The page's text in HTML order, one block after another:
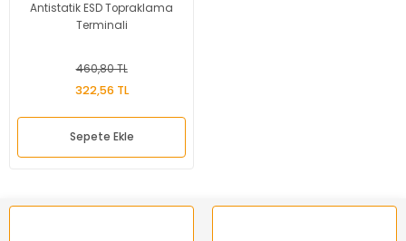
Antistatik ESD Topraklama
Terminali
460,80 TL
322,56 TL
Sepete Ekle